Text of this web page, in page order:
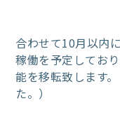
合わせて10月以内
稼働を予定してお
能を移転致します
た。）